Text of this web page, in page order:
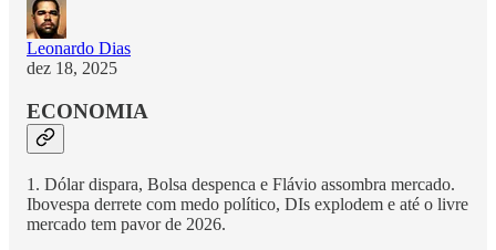
Leonardo Dias
dez 18, 2025
ECONOMIA
1. Dólar dispara, Bolsa despenca e Flávio assombra mercado.
Ibovespa derrete com medo político, DIs explodem e até o livre
mercado tem pavor de 2026.